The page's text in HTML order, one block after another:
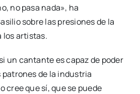
no pasa nada», ha
sobre las presiones de la
los artistas.
un cantante es capaz de poder
de la industria
cree que sí, que se puede